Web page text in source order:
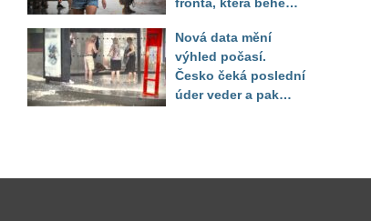
fronta, která během
počasí
Nová data mění
výhled počasí.
Česko čeká poslední
úder veder a pak